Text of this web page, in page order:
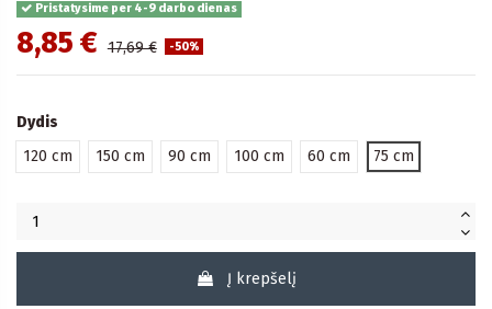
Pristatysime per 4-9 darbo dienas
8,85 € 17,69 € -50%
Dydis
120 cm
150 cm 90 cm 100 cm 60 cm 75 cm
Į krepšelį